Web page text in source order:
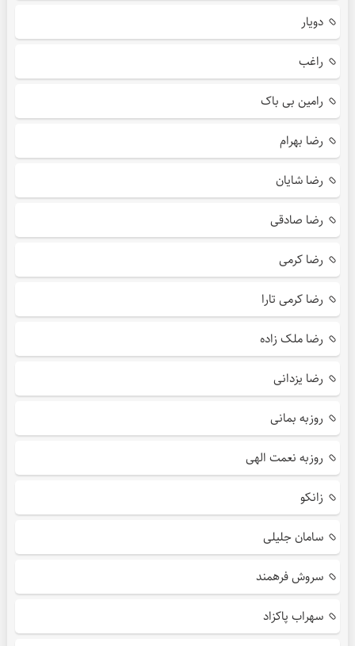
دویار
راغب
رامین بی باک
رضا بهرام
رضا شایان
رضا صادقی
رضا کرمی
رضا کرمی تارا
رضا ملک زاده
رضا یزدانی
روزبه بمانی
روزبه نعمت الهی
زانکو
سامان جلیلی
سروش فرهمند
سهراب پاکزاد